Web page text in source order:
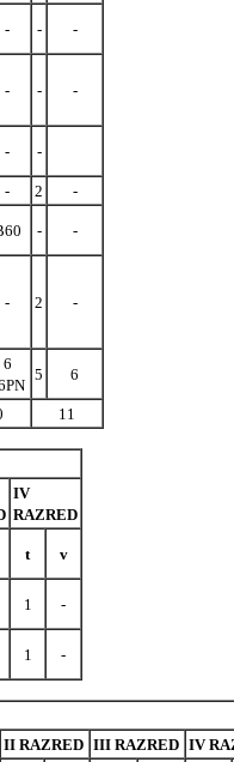
- - -
- - -
- -
- 2
-
- -
- 2 -
6
5 6
11
IV
RAZRED
t v
1 -
1 -
II RAZRED III RAZRED IV